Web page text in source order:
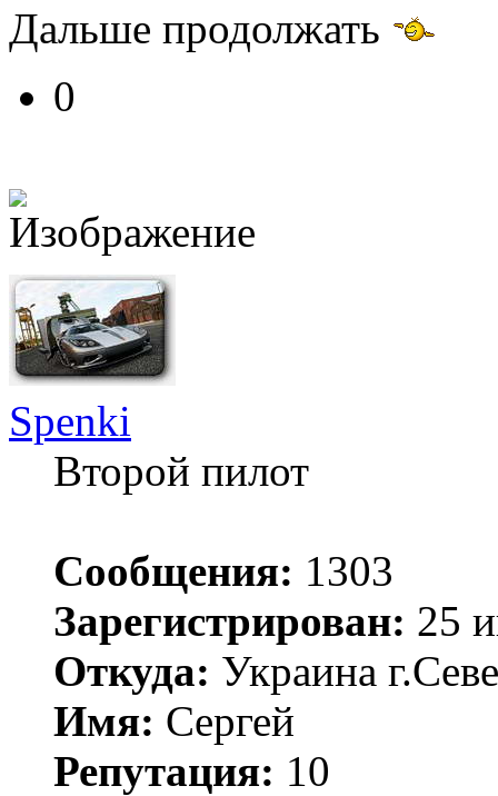
Дальше продолжать
0
Spenki
Второй пилот
Сообщения: 1303
Зарегистрирован: 25
Откуда: Украина
Имя: Сергей
Репутация: 10